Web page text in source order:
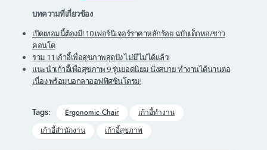
บทความที่เกี่ยวข้อง
เปิดเทอมนี้ต้องมี! 10 เฟอร์นิเจอร์ราคาหลักร้อย ฉบับเด็กหอ/ชาว
คอนโด
รวม 11 เก้าอี้เพื่อสุขภาพสุดปัง ไม่มีไม่ได้แล้ว!
แนะนำเก้าอี้เพื่อสุขภาพ 9 รุ่นยอดนิยม นั่งสบาย ทำงานได้นานต่อ
เนื่อง พร้อมบอกลาออฟฟิศซินโดรม!
Tags: Ergonomic Chair
เก้าอี้ทำงาน
เก้าอี้สำนักงาน
เก้าอี้สุขภาพ